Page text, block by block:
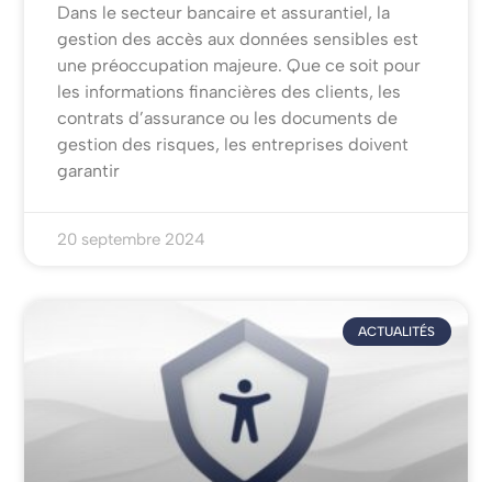
Dans le secteur bancaire et assurantiel, la
gestion des accès aux données sensibles est
une préoccupation majeure. Que ce soit pour
les informations financières des clients, les
contrats d’assurance ou les documents de
gestion des risques, les entreprises doivent
garantir
20 septembre 2024
ACTUALITÉS